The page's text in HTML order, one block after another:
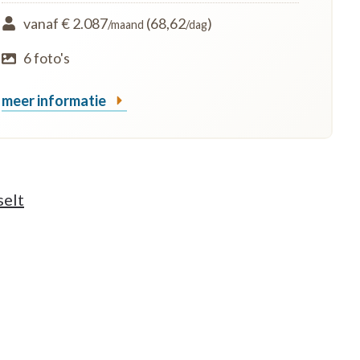
vanaf € 2.087/maand (68,62/dag)
6 foto's
meer informatie